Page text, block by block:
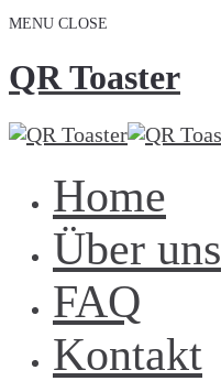
MENU CLOSE
QR Toaster
Home
Über uns
FAQ
Kontakt